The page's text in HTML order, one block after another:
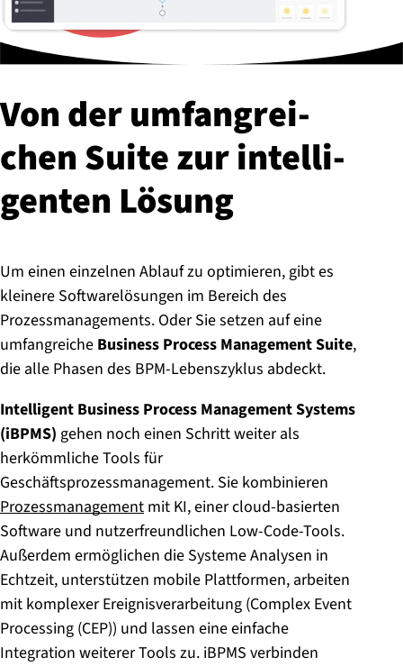
Von der um­fang­rei­
chen Suite zur in­tel­li­
gen­ten Lösung
Um einen einzelnen Ablauf zu optimieren, gibt es
kleinere Softwarelösungen im Bereich des
Prozessmanagements. Oder Sie setzen auf eine
umfangreiche Business Process Management Suite,
die alle Phasen des BPM-Lebenszyklus abdeckt.
Intelligent Business Process Management Systems
(iBPMS) gehen noch einen Schritt weiter als
herkömmliche Tools für
Geschäftsprozessmanagement. Sie kombinieren
Prozessmanagement mit KI, einer cloud-basierten
Software und nutzerfreundlichen Low-Code-Tools.
Außerdem ermöglichen die Systeme Analysen in
Echtzeit, unterstützen mobile Plattformen, arbeiten
mit komplexer Ereignisverarbeitung (Complex Event
Processing (CEP)) und lassen eine einfache
Integration weiterer Tools zu. iBPMS verbinden